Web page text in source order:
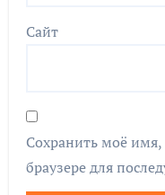
Сайт
Сохранить моё имя,
браузере для